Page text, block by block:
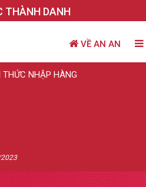
THÀNH DANH
VỀ AN AN
THỨC NHẬP HÀNG